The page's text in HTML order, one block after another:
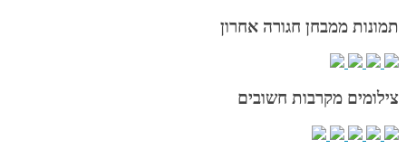
תמונות ממבחן חגורה אחרון
צילומים מקרבות חשובים